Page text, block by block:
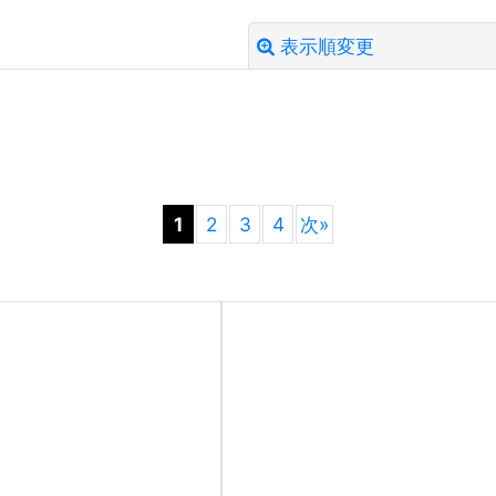
表示順変更
1 2 3 4 次»